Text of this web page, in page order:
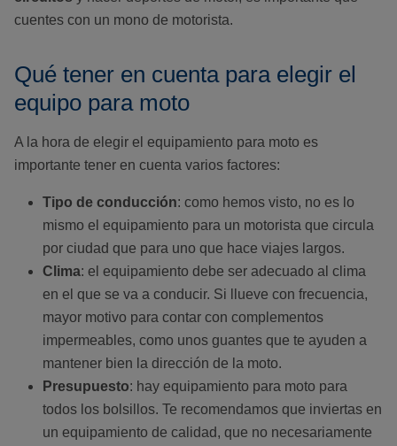
cuentes con un mono de motorista.
Qué tener en cuenta para elegir el
equipo para moto
A la hora de elegir el equipamiento para moto es
importante tener en cuenta varios factores:
Tipo de conducción: como hemos visto, no es lo
mismo el equipamiento para un motorista que circula
por ciudad que para uno que hace viajes largos.
Clima: el equipamiento debe ser adecuado al clima
en el que se va a conducir. Si llueve con frecuencia,
mayor motivo para contar con complementos
impermeables, como unos guantes que te ayuden a
mantener bien la dirección de la moto.
Presupuesto: hay equipamiento para moto para
todos los bolsillos. Te recomendamos que inviertas en
un equipamiento de calidad, que no necesariamente